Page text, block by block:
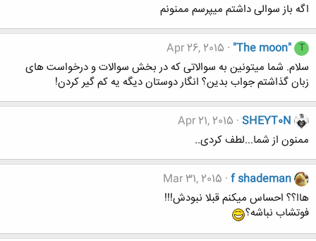
اگه باز سوالی داشتم میپرسم ممنونم
T
"The moon"
Apr 26, 2015
سلام. شما میتونین به سوالاتی که در بخش سوالات و درخواست های
زبان گذاشتم جواب بدین؟ انگار دوستان دیگه یه کم گیر کردن!
SHEYT0N
Apr 21, 2015
ممنون از شما...لطف کردی..
f shademan
Mar 31, 2015
هاا؟؟ احساس ميكنم قبلا نبودش!!!
فوتشاب نباشه؟